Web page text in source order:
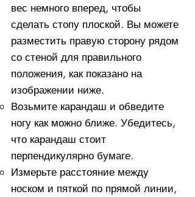
вес немного вперед, чтобы
сделать стопу плоской. Вы можете
разместить правую сторону рядом
со стеной для правильного
положения, как показано на
изображении ниже.
Возьмите карандаш и обведите
ногу как можно ближе. Убедитесь,
что карандаш стоит
перпендикулярно бумаге.
Измерьте расстояние между
носком и пяткой по прямой линии,